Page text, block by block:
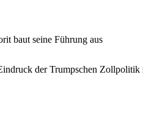
baut seine Führung aus
der Trumpschen Zollpolitik